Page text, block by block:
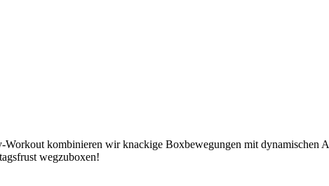
kombinieren wir knackige Boxbewegungen mit dynamischen
wegzuboxen!